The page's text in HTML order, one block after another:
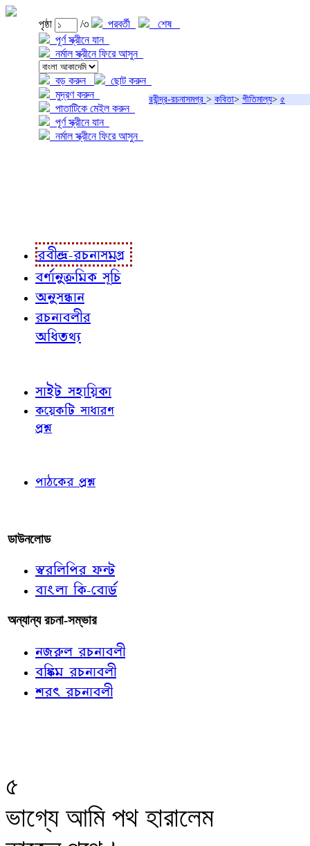
পৃষ্ঠা /৩ পরবর্তী
শেষ
পূর্ণ স্ক্রীনে যান
নর্মাল স্ক্রীনে ফিরে আসুন
বড় করুন
ছোট করুন
মুদ্রণ করুন
পাতাটিকে মেইল করুন
পূর্ণ স্ক্রীনে যান
নর্মাল স্ক্রীনে ফিরে আসুন
রবীন্দ্র-রচনাসমগ্র > কবিতা> গীতিমাল্য> ৫
রবীন্দ্র-রচনাসমগ্র
বর্ণানুক্রমিক সূচি
অনুসন্ধান
রচনাবলীর
অধিতথ্য
সাইট সহায়িকা
কয়েকটি সাধারণ
প্রশ্ন
পাঠকের প্রশ্ন
ডাউনলোড
স্বরলিপির ফন্ট
বাংলা কি-বোর্ড
অন্যান্য রচনা-সম্ভার
নজরুল রচনাবলী
বঙ্কিম রচনাবলী
শরৎ রচনাবলী
৫
ভাগ্যে আমি পথ হারালেম